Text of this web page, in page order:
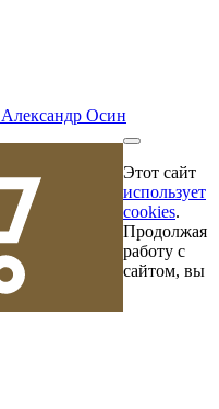
Этот сайт
использует
cookies.
Продолжая
работу с
сайтом, вы